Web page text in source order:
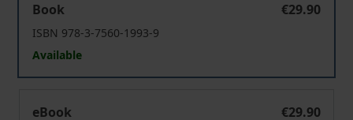
Book
€29.90
ISBN 978-3-7560-1993-9
Available
eBook
€29.90